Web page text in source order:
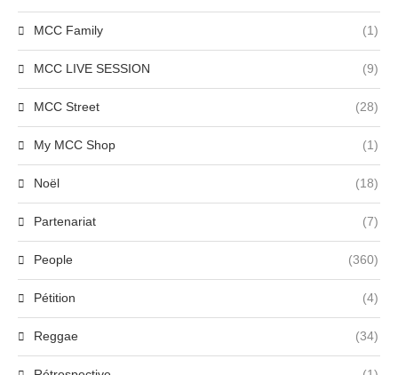
MCC Family (1)
MCC LIVE SESSION (9)
MCC Street (28)
My MCC Shop (1)
Noël (18)
Partenariat (7)
People (360)
Pétition (4)
Reggae (34)